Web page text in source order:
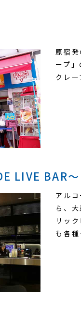
原宿
ープ
クレー
LIVE BAR～
アル
ら、
リッ
も各